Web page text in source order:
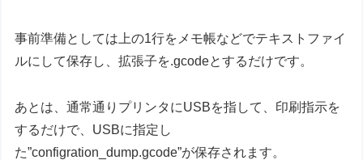
事前準備としては上の1行をメモ帳などでテキストファイ
ルにして保存し、拡張子を.gcodeとするだけです。
あとは、通常通りプリンタにUSBを指して、印刷指示を
するだけで、USBに指定し
た”configration_dump.gcode”が保存されます。